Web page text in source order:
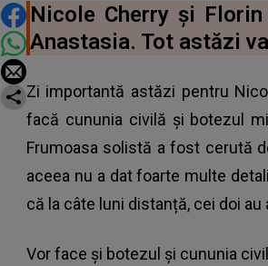
DISTRIBUIE ARTICOLUL
Nicole Cherry și
Anastasia. Tot astăzi
Zi importantă astăzi pentru
facă cununia civilă și botezul
Frumoasa solistă a fost cerută
aceea nu a dat foarte multe
că la câte luni distanță, cei doi
Vor face și botezul și cununia